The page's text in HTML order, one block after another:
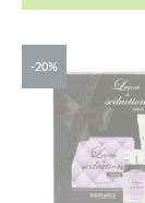
-20%